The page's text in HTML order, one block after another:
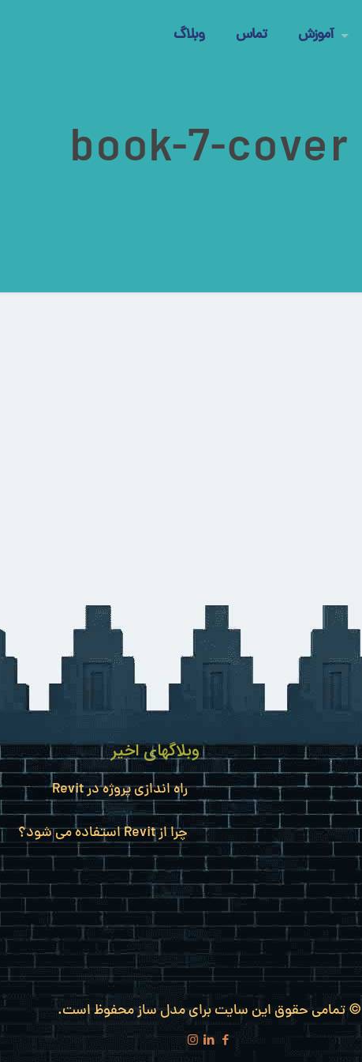
آموزش تماس وبلاگ
book-7-cover
وبلاگهای اخیر
راه اندازی پروژه در Revit
چرا از Revit استفاده می شود؟
© تمامی حقوق این سایت برای مدل ساز محفوظ است.